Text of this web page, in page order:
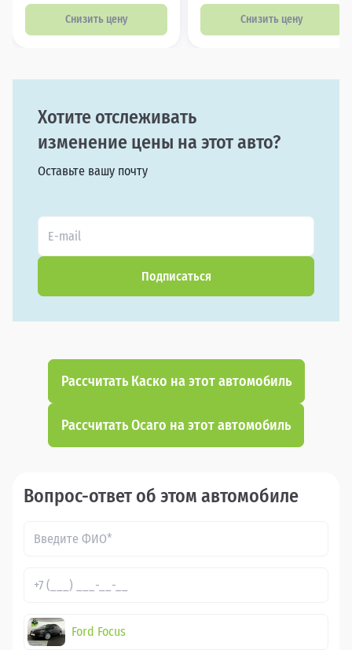
Снизить цену Снизить цену
Хотите отслеживать
изменение цены на этот авто?
Оставьте вашу почту
Подписаться
Рассчитать Каско на этот автомобиль
Рассчитать Осаго на этот автомобиль
Вопрос-ответ об этом автомобиле
Ford Focus